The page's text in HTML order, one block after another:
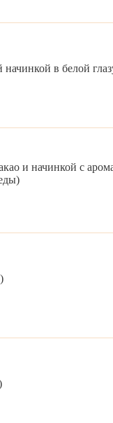
в белой
и начинкой с